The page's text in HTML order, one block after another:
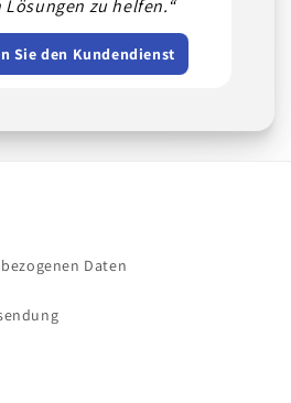
Lösungen zu helfen.“
Sie den Kundendienst
Daten